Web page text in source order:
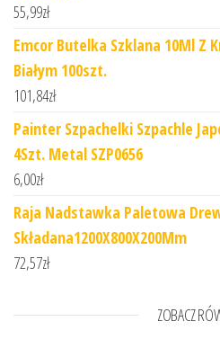
55,99zł
Emcor Butelka Szklana 10Ml Z
Białym 100szt.
101,84zł
Painter Szpachelki Szpachle
4Szt. Metal SZP0656
6,00zł
Raja Nadstawka Paletowa
Składana1200X800X200Mm
72,57zł
ZOBACZ